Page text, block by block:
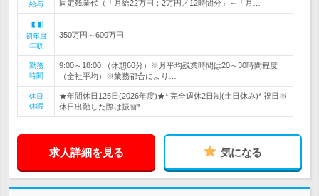
給与
固定残業代（「月給22万円：2万円／12時間分」～「月…
初年度
年収
350万円～600万円
勤務
時間
9:00～18:00 （休憩60分）※月平均残業時間は20～30時間程度
（全社平均）※業務都合により…
休日
休暇
★年間休日125日(2026年度)★* 完全週休2日制(土日休み)* 祝日※
休日出勤した際は振替* …
求人詳細を見る 気になる